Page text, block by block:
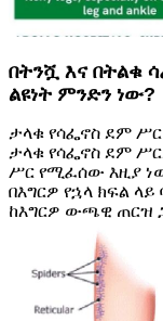
በትንሿ እና በትልቁ
ልዩነት ምንድን ነው?
ታላቁ የሳፌኖስ ደም
ታላቁ የሳፌኖስ ደም
ሥር የሚፈሰው እዚያ
በእግርዎ የኋላ ክፍል
ከእግርዎ ውጫዊ ጠርዝ